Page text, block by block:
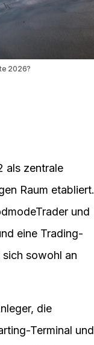
2026?
als zentrale
Raum etabliert.
und
eine Trading-
sowohl an
die
Terminal und